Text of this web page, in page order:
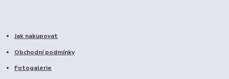
Jak nakupovat
Obchodní podmínky
Fotogalerie